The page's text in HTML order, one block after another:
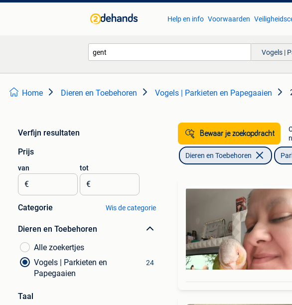
Help en info Voorwaarden
Vogels |
Home Dieren en Toebehoren Vogels | Parkieten en Papegaaien
Verfijn resultaten
Prijs
van
€
tot
€
Categorie Wis de categorie
Dieren en Toebehoren
Alle zoekertjes
Vogels | Parkieten en
Papegaaien
24
Taal
Bewaar je zoekopdracht
Dieren en Toebehoren